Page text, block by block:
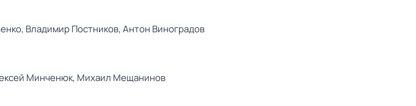
Владимир Постников,Антон Виноградов
Минченюк, Михаил Мещанинов